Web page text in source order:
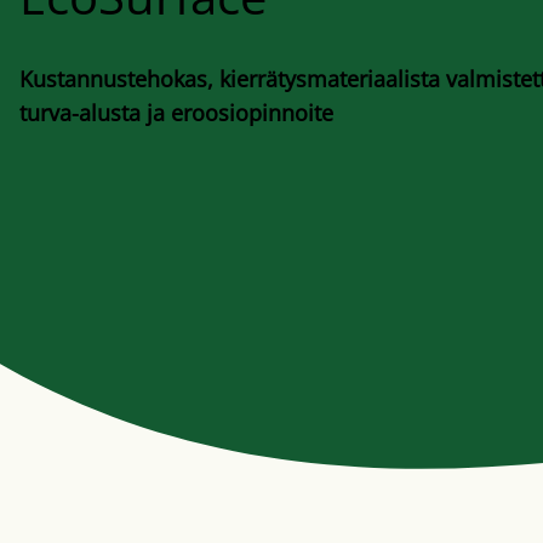
Kustannustehokas, kierrätysmateriaalista
turva-alusta ja eroosiopinnoite